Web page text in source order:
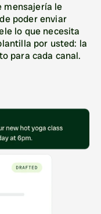
mensajería le
poder enviar
lo que necesita
por usted: la
para cada canal.